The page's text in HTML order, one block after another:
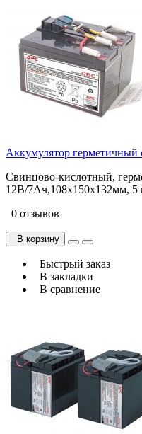
Аккумулятор
Свинцово-кислотный,
12В/7Ач,108x150x132мм, 5
0 отзывов
В корзину
Быстрый заказ
В закладки
В сравнение